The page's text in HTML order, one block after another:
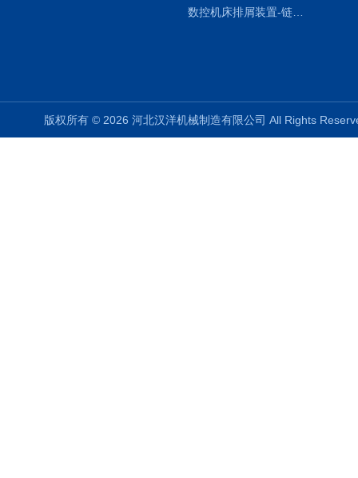
数控机床排屑装置-链板式排屑机
版权所有 © 2026 河北汉洋机械制造有限公司 All Rights